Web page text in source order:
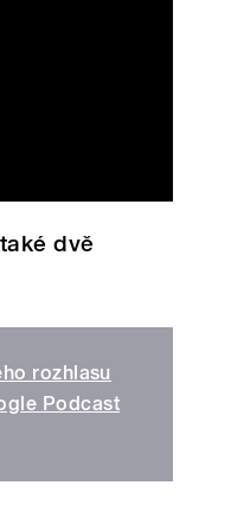
dvě
rozhlasu
Podcast